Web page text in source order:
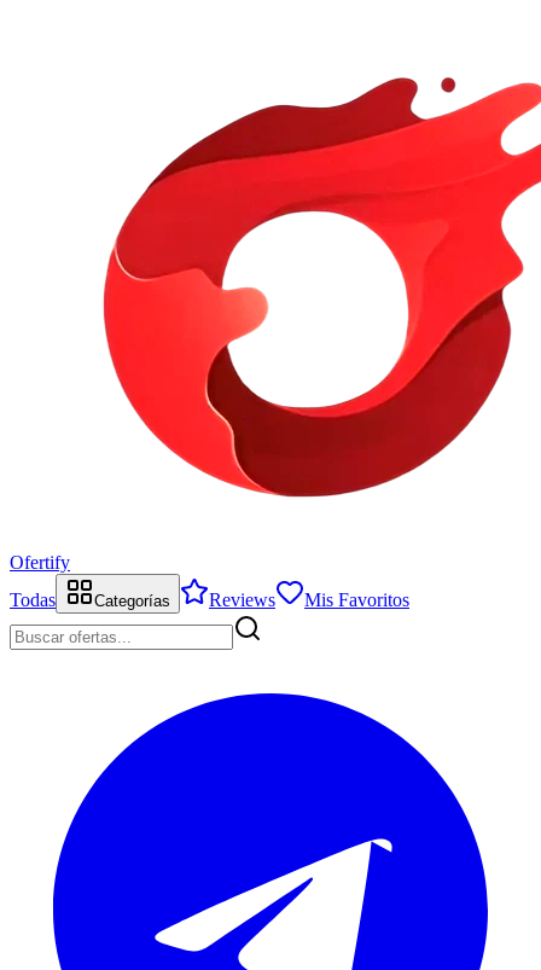
Ofertify
Todas
Categorías Reviews Mis Favoritos